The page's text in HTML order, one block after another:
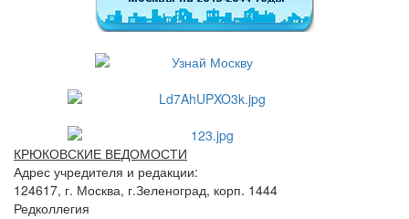
КРЮКОВСКИЕ ВЕДОМОСТИ
Адрес учредителя и редакции:
124617, г. Москва, г.Зеленоград, корп. 1444
Редколлегия